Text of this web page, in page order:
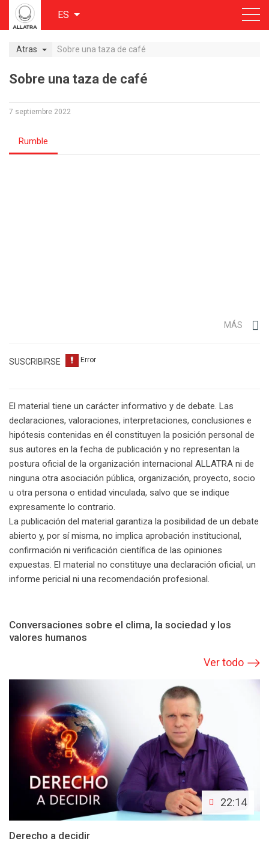
ES
Atras Sobre una taza de café
Sobre una taza de café
7 septiembre 2022
Rumble
MÁS
SUSCRIBIRSE
El material tiene un carácter informativo y de debate. Las
declaraciones, valoraciones, interpretaciones, conclusiones e
hipótesis contenidas en él constituyen la posición personal de
sus autores en la fecha de publicación y no representan la
postura oficial de la organización internacional ALLATRA ni de
ninguna otra asociación pública, organización, proyecto, socio
u otra persona o entidad vinculada, salvo que se indique
expresamente lo contrario.
La publicación del material garantiza la posibilidad de un debate
abierto y, por sí misma, no implica aprobación institucional,
confirmación ni verificación científica de las opiniones
expuestas. El material no constituye una declaración oficial, un
informe pericial ni una recomendación profesional.
Conversaciones sobre el clima, la sociedad y los
valores humanos
Ver todo
22:14
Derecho a decidir